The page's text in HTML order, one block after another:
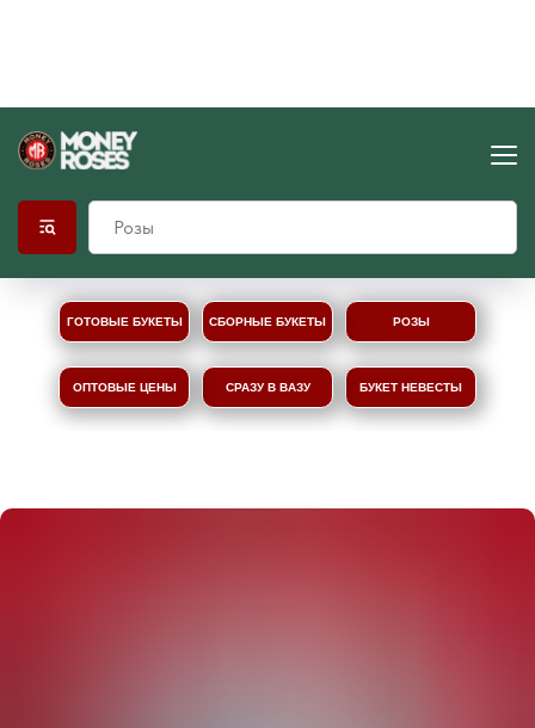
РОЗЫ
БУКЕТ НЕВЕСТЫ
ГОТОВЫЕ БУКЕТЫ СБОРНЫЕ БУКЕТЫ
СРАЗУ В ВАЗУ
ОПТОВЫЕ ЦЕНЫ